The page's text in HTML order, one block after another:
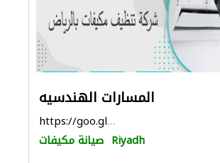
المسارات الهندسيه
https://goo.gl/maps/p44NDGj2sXw5ADpW6
صيانة مكيفات Riyadh